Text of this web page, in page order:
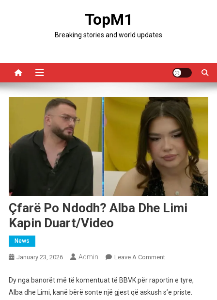
TopM1
Breaking stories and world updates
Çfarë Po Ndodh? Alba Dhe Limi
Kapin Duart/Video
News
January 23, 2026 Admin Leave A CommentOn
Po
Ndodh?
Dy nga banorët më të komentuat të BBVK për raportin e tyre,
Alba dhe Limi, kanë bërë sonte një gjest që askush s’e priste.